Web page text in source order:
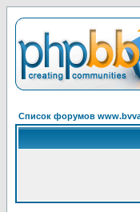
Список форумов